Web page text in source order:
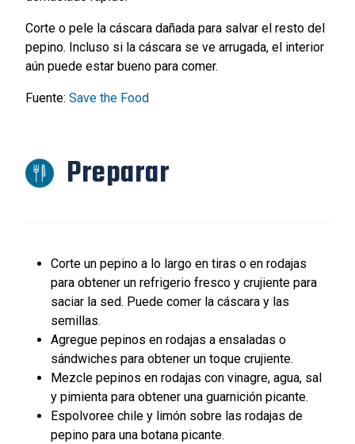
Corte o pele la cáscara dañada para salvar el resto del
pepino. Incluso si la cáscara se ve arrugada, el interior
aún puede estar bueno para comer.
Fuente: Save the Food
Preparar
Corte un pepino a lo largo en tiras o en rodajas
para obtener un refrigerio fresco y crujiente para
saciar la sed. Puede comer la cáscara y las
semillas.
Agregue pepinos en rodajas a ensaladas o
sándwiches para obtener un toque crujiente.
Mezcle pepinos en rodajas con vinagre, agua, sal
y pimienta para obtener una guarnición picante.
Espolvoree chile y limón sobre las rodajas de
pepino para una botana picante.